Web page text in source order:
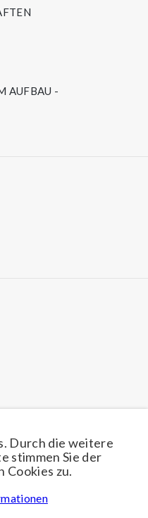
AUFBAU -
anmelden
Durch die weitere
stimmen Sie der
Cookies zu.